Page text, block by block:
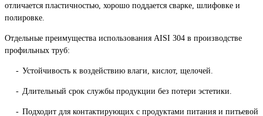
отличается пластичностью, хорошо поддается сварке, шлифовке и
полировке.
Отдельные преимущества использования AISI 304 в производстве
профильных труб:
Устойчивость к воздействию влаги, кислот, щелочей.
Длительный срок службы продукции без потери эстетики.
Подходит для контактирующих с продуктами питания и питьевой